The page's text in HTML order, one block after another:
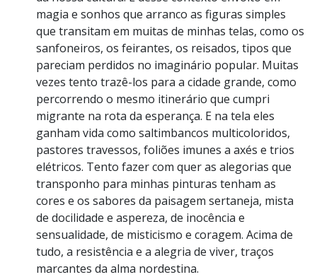
magia e sonhos que arranco as figuras simples
que transitam em muitas de minhas telas, como os
sanfoneiros, os feirantes, os reisados, tipos que
pareciam perdidos no imaginário popular. Muitas
vezes tento trazê-los para a cidade grande, como
percorrendo o mesmo itinerário que cumpri
migrante na rota da esperança. E na tela eles
ganham vida como saltimbancos multicoloridos,
pastores travessos, foliões imunes a axés e trios
elétricos. Tento fazer com quer as alegorias que
transponho para minhas pinturas tenham as
cores e os sabores da paisagem sertaneja, mista
de docilidade e aspereza, de inocência e
sensualidade, de misticismo e coragem. Acima de
tudo, a resistência e a alegria de viver, traços
marcantes da alma nordestina.